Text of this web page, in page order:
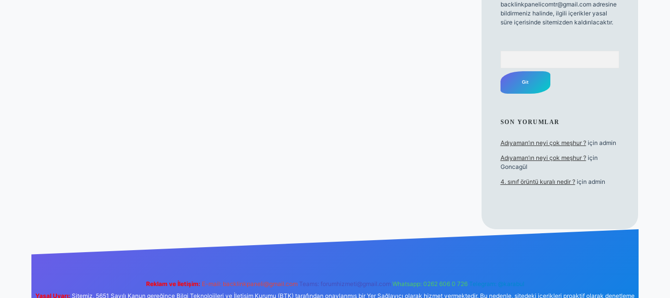
backlinkpanelicomtr@gmail.comadresine
bildirmeniz halinde, ilgili içerikler yasal
süre içerisinde sitemizden kaldırılacaktır.
SON YORUMLAR
Adıyaman’ın neyi çok meşhur ?için admin
Adıyaman’ın neyi çok meşhur ?için
Goncagül
4. sınıf örüntü kuralı nedir ?için admin
Reklam ve İletişim: E-mail: backlinkpaneli@gmail.com Teams: forumhizmeti@gmail.com Whatsapp: 0262 606 0 726 Telegram: @karabul
Yasal Uyarı: Sitemiz, 5651 Sayılı Kanun gereğince Bilgi Teknolojileri ve İletişim Kurumu (BTK) tarafından onaylanmış bir Yer Sağlayıcı olarak hizmet vermektedir. Bu nedenle, sitedeki içerikleri proaktif olarak denetleme